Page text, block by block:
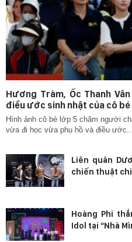
Hương Tràm, Ốc Thanh
điều ước sinh nhật của cô
Hình ảnh cô bé lớp 5 chăm người
vừa đi học vừa phụ hồ và điều
Liên quân
chiến thuật
Hoàng Phi
Idol tại “Nhà